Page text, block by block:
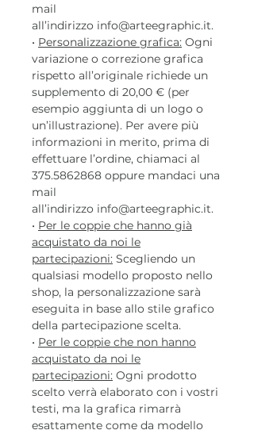
mail
all’indirizzo info@arteegraphic.it.
• Personalizzazione grafica: Ogni
variazione o correzione grafica
rispetto all’originale richiede un
supplemento di 20,00 € (per
esempio aggiunta di un logo o
un’illustrazione). Per avere più
informazioni in merito, prima di
effettuare l’ordine, chiamaci al
375.5862868 oppure mandaci una
mail
all’indirizzo info@arteegraphic.it.
• Per le coppie che hanno già
acquistato da noi le
partecipazioni: Scegliendo un
qualsiasi modello proposto nello
shop, la personalizzazione sarà
eseguita in base allo stile grafico
della partecipazione scelta.
• Per le coppie che non hanno
acquistato da noi le
partecipazioni: Ogni prodotto
scelto verrà elaborato con i vostri
testi, ma la grafica rimarrà
esattamente come da modello